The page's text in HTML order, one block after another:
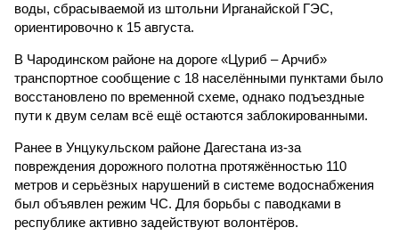
воды, сбрасываемой из штольни Ирганайской ГЭС,
ориентировочно к 15 августа.
В Чародинском районе на дороге «Цуриб – Арчиб»
транспортное сообщение с 18 населёнными пунктами было
восстановлено по временной схеме, однако подъездные
пути к двум селам всё ещё остаются заблокированными.
Ранее в Унцукульском районе Дагестана из-за
повреждения дорожного полотна протяжённостью 110
метров и серьёзных нарушений в системе водоснабжения
был объявлен режим ЧС. Для борьбы с паводками в
республике активно задействуют волонтёров.